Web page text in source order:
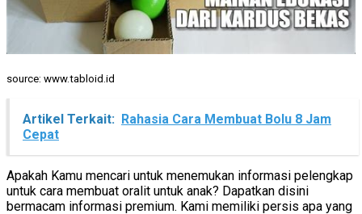
source: www.tabloid.id
Artikel Terkait: Rahasia Cara Membuat Bolu 8 Jam
Cepat
Apakah Kamu mencari untuk menemukan informasi pelengkap
untuk cara membuat oralit untuk anak? Dapatkan disini
bermacam informasi premium. Kami memiliki persis apa yang